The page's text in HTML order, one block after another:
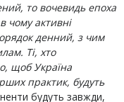
то вочевидь епоха
чому активні
денний, з чим
Ті, хто
щоб Україна
практик, будуть
будуть завжди,